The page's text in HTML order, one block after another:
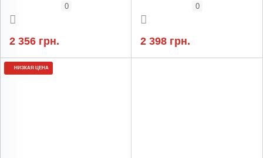
0
2 356 грн.
0
2 398 грн.
НИЗКАЯ ЦЕНА